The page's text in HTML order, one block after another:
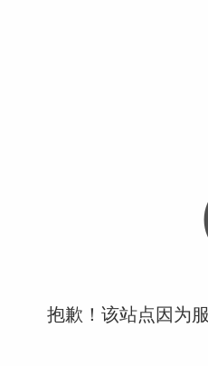
抱歉！该站点因为